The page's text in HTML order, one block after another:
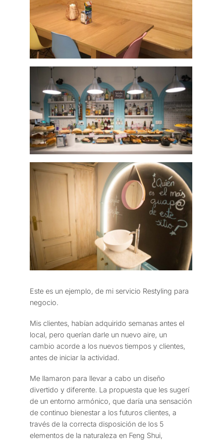
Este es un ejemplo, de mi servicio Restyling para
negocio.
Mis clientes, habían adquirido semanas antes el
local, pero querían darle un nuevo aire, un
cambio acorde a los nuevos tiempos y clientes,
antes de iniciar la actividad.
Me llamaron para llevar a cabo un diseño
divertido y diferente. La propuesta que les sugerí
de un entorno armónico, que daría una sensación
de continuo bienestar a los futuros clientes, a
través de la correcta disposición de los 5
elementos de la naturaleza en Feng Shui,